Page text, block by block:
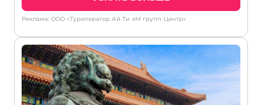
Реклама: ООО «Туроператор Ай Ти эМ групп-Центр»